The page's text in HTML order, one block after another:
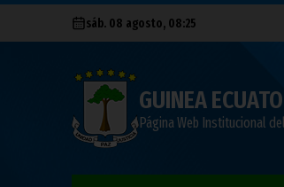
sáb. 08 agosto, 08:25
GUINEA
Página Web Institucional